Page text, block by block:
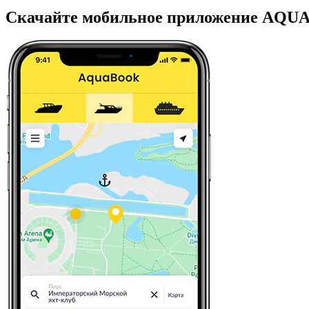
Скачайте мобильное приложение